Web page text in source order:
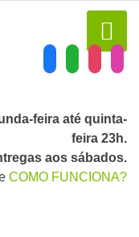
feira até quinta-
feira 23h.
aos sábados.
COMO FUNCIONA?